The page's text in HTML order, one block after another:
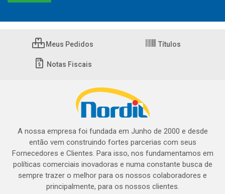
Meus Pedidos Títulos
Notas Fiscais
A nossa empresa foi fundada em Junho de 2000 e desde
então vem construindo fortes parcerias com seus
Fornecedores e Clientes. Para isso, nos fundamentamos em
políticas comerciais inovadoras e numa constante busca de
sempre trazer o melhor para os nossos colaboradores e
principalmente, para os nossos clientes.